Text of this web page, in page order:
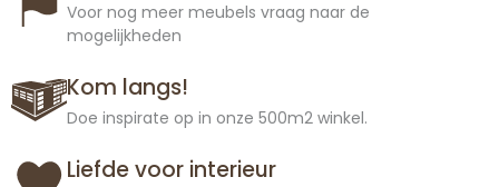
Voor nog meer meubels vraag naar de
mogelijkheden
Kom langs!
Doe inspirate op in onze 500m2 winkel.
Liefde voor interieur